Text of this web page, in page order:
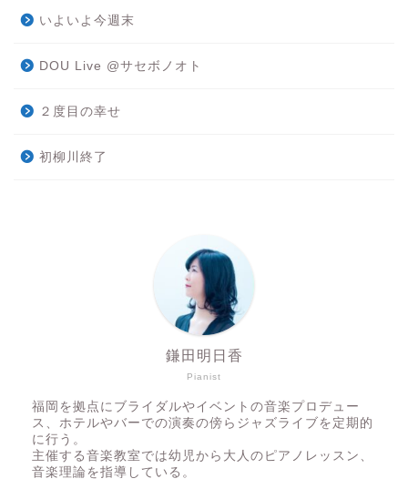
いよいよ今週末
DOU Live @サセボノオト
２度目の幸せ
初柳川終了
Pianist
鎌田明日香
福岡を拠点にブライダルやイベントの音楽プロデュー
ス、ホテルやバーでの演奏の傍らジャズライブを定期的
に行う。
主催する音楽教室では幼児から大人のピアノレッスン、
音楽理論を指導している。